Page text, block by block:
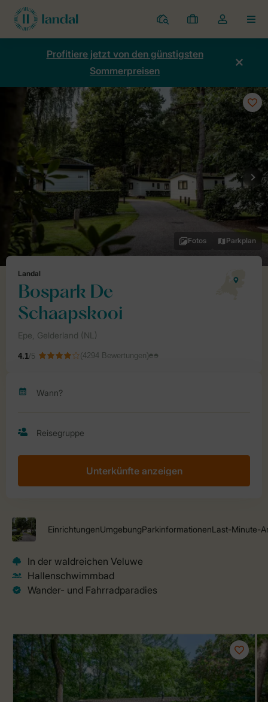
Ferienparks
Meine
Buchungen
Dropdown-
Menü
Kontos
Profitiere jetzt von den günstigsten
Sommerpreisen
Unterkünfte anzeigen